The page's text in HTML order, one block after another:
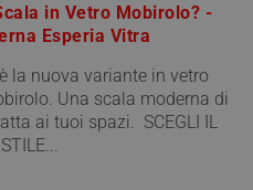
in Vetro Mobirolo? -
Esperia Vitra
la nuova variante in vetro
Una scala moderna di
ai tuoi spazi. SCEGLI IL